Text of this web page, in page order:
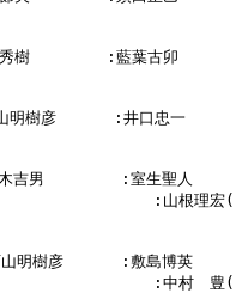
樹        :藍葉古卯
樹彦      :井口忠一
男        :室生聖人
:山根理宏(
樹彦      :敷島博英
:中村　豊(